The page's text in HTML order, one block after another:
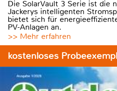
Die SolarVault 3 Serie ist die
Jackerys intelligenten
bietet sich für
PV-Anlagen an.
>> Mehr erfahren
kostenloses